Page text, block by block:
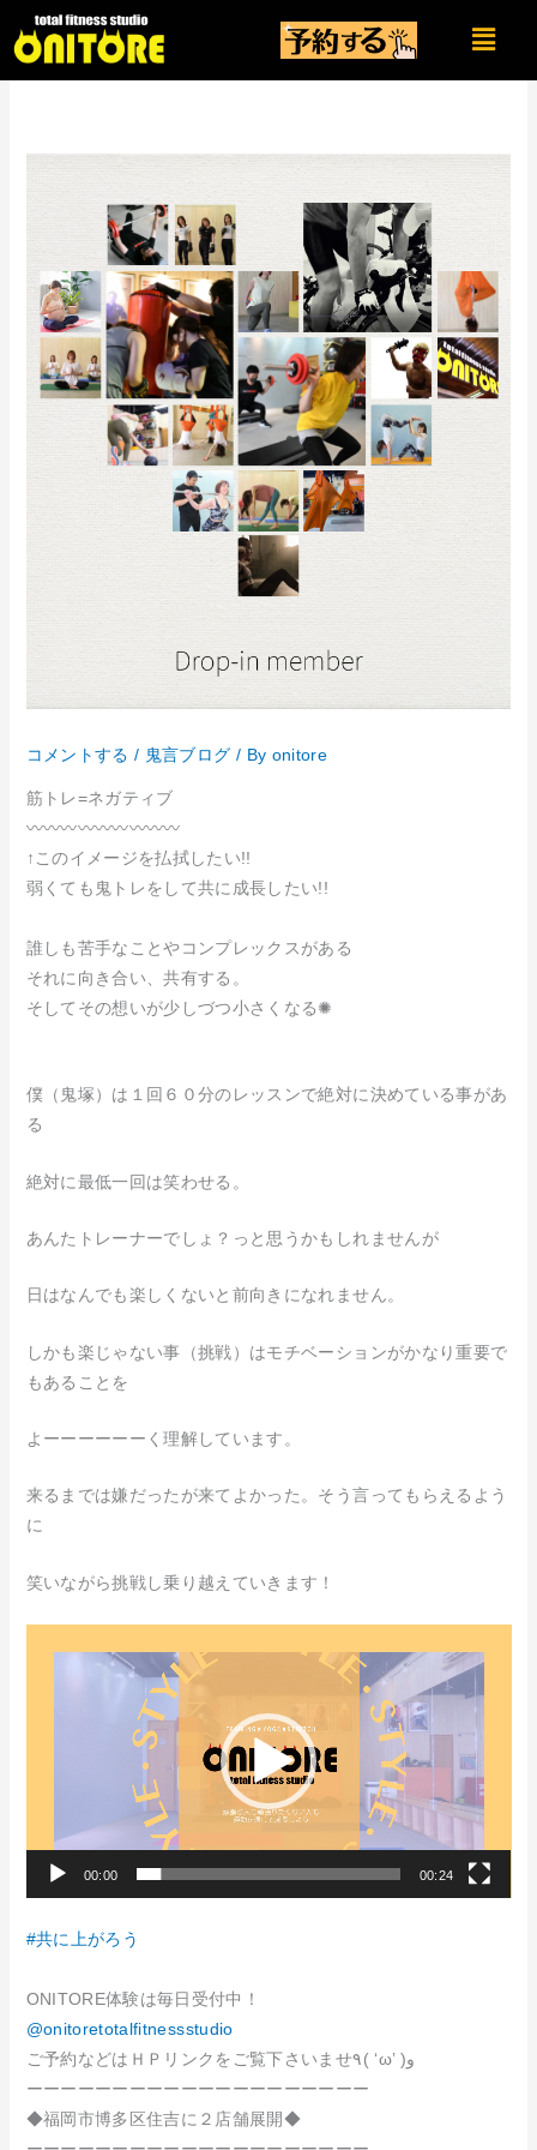
容
メ
ニ
ュ
コメントする / 鬼言ブログ / By onitore
筋トレ=ネガティブ
〰︎〰︎〰︎〰︎〰︎〰︎〰︎〰︎〰︎
↑このイメージを払拭したい!!
弱くても鬼トレをして共に成長したい!!
誰しも苦手なことやコンプレックスがある
それに向き合い、共有する。
そしてその想いが少しづつ小さくなる✺
僕（鬼塚）は１回６０分のレッスンで絶対に決めている事があ
る
絶対に最低一回は笑わせる。
あんたトレーナーでしょ？っと思うかもしれませんが
日はなんでも楽しくないと前向きになれません。
しかも楽じゃない事（挑戦）はモチベーションがかなり重要で
もあることを
よーーーーーーく理解しています。
来るまでは嫌だったが来てよかった。そう言ってもらえるよう
に
笑いながら挑戦し乗り越えていきます！
00:00 00:24
#共に上がろう
ONITORE体験は毎日受付中！
@onitoretotalfitnessstudio
ご予約などはＨＰリンクをご覧下さいませ٩( ‘ω’ )و
ーーーーーーーーーーーーーーーーーーーー
◆福岡市博多区住吉に２店舗展開◆